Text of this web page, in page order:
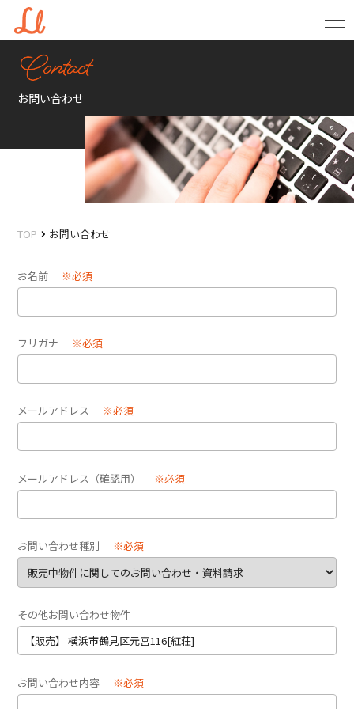
お問い合わせ
TOP お問い合わせ
お名前 ※必須
フリガナ ※必須
メールアドレス ※必須
メールアドレス（確認用） ※必須
お問い合わせ種別 ※必須
その他お問い合わせ物件
お問い合わせ内容 ※必須